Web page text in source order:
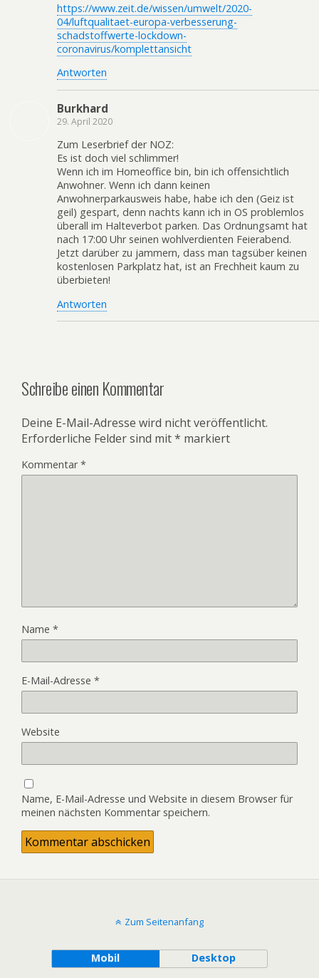
https://www.zeit.de/wissen/umwelt/2020-
04/luftqualitaet-europa-verbesserung-
schadstoffwerte-lockdown-
coronavirus/komplettansicht
Antworten
Burkhard
29. April 2020
Zum Leserbrief der NOZ:
Es ist doch viel schlimmer!
Wenn ich im Homeoffice bin, bin ich offensichtlich
Anwohner. Wenn ich dann keinen
Anwohnerparkausweis habe, habe ich den (Geiz ist
geil) gespart, denn nachts kann ich in OS problemlos
überall im Halteverbot parken. Das Ordnungsamt hat
nach 17:00 Uhr seinen wohlverdienten Feierabend.
Jetzt darüber zu jammern, dass man tagsüber keinen
kostenlosen Parkplatz hat, ist an Frechheit kaum zu
überbieten!
Antworten
Schreibe einen Kommentar
Deine E-Mail-Adresse wird nicht veröffentlicht.
Erforderliche Felder sind mit* markiert
Kommentar*
Name *
E-Mail-Adresse *
Website
Name, E-Mail-Adresse und Website in diesem Browser für
meinen nächsten Kommentar speichern.
Zum Seitenanfang
Mobil Desktop